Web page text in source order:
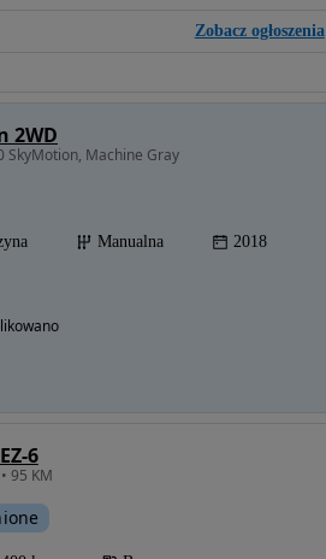
Zobacz ogłoszenia
2WD
SkyMotion, Machine Gray
Manualna 2018
6
95 KM